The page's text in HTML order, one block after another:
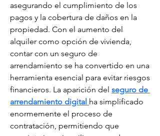
asegurando el cumplimiento de los
pagos y la cobertura de daños en la
propiedad. Con el aumento del
alquiler como opción de vivienda,
contar con un seguro de
arrendamiento se ha convertido en una
herramienta esencial para evitar riesgos
financieros. La aparición del seguro de
arrendamiento digital ha simplificado
enormemente el proceso de
contratación, permitiendo que